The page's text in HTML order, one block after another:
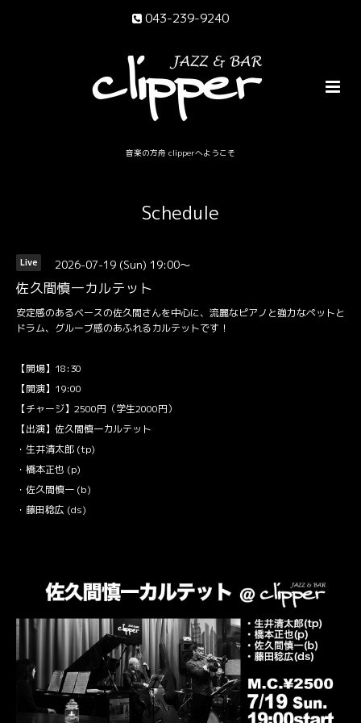
043-239-9240
音楽の方舟 clipperへようこそ
Schedule
Live 2026-07-19 (Sun) 19:00～
佐久間慎一カルテット
安定感のあるベースの佐久間さんを中心に、流麗なピアノと強力なペットと
ドラム、グルーブ感のあふれるカルテットです！
【開場】18:30
【開演】19:00
【チャージ】2500円（学生2000円）
【出演】佐久間慎一カルテット
・生井清太郎 (tp)
・橋本正也 (p)
・佐久間慎一 (b)
・藤田稔広 (ds)